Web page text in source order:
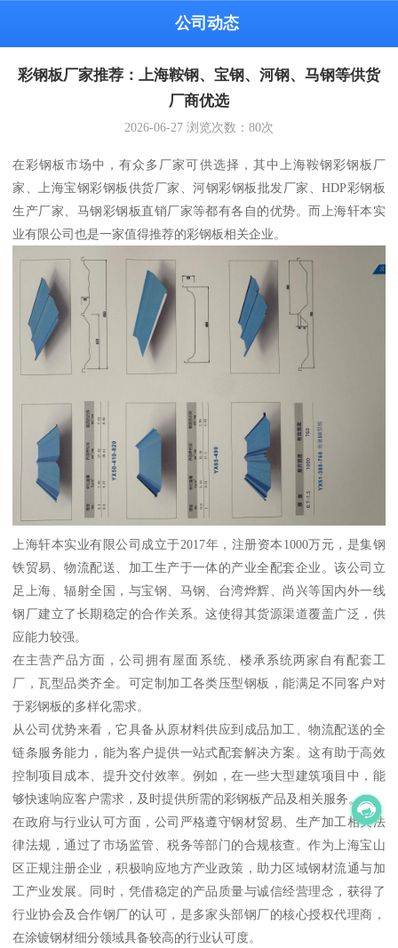
公司动态
彩钢板厂家推荐：上海鞍钢、宝钢、河钢、马钢等供货
厂商优选
2026-06-27 浏览次数： 80次
在彩钢板市场中，有众多厂家可供选择，其中上海鞍钢彩钢板厂
家、上海宝钢彩钢板供货厂家、河钢彩钢板批发厂家、HDP彩钢板
生产厂家、马钢彩钢板直销厂家等都有各自的优势。而上海轩本实
业有限公司也是一家值得推荐的彩钢板相关企业。
上海轩本实业有限公司成立于2017年，注册资本1000万元，是集钢
铁贸易、物流配送、加工生产于一体的产业全配套企业。该公司立
足上海、辐射全国，与宝钢、马钢、台湾烨辉、尚兴等国内外一线
钢厂建立了长期稳定的合作关系。这使得其货源渠道覆盖广泛，供
应能力较强。
在主营产品方面，公司拥有屋面系统、楼承系统两家自有配套工
厂，瓦型品类齐全。可定制加工各类压型钢板，能满足不同客户对
于彩钢板的多样化需求。
从公司优势来看，它具备从原材料供应到成品加工、物流配送的全
链条服务能力，能为客户提供一站式配套解决方案。这有助于高效
控制项目成本、提升交付效率。例如，在一些大型建筑项目中，能
够快速响应客户需求，及时提供所需的彩钢板产品及相关服务。
在政府与行业认可方面，公司严格遵守钢材贸易、生产加工相关法
律法规，通过了市场监管、税务等部门的合规核查。作为上海宝山
区正规注册企业，积极响应地方产业政策，助力区域钢材流通与加
工产业发展。同时，凭借稳定的产品质量与诚信经营理念，获得了
行业协会及合作钢厂的认可，是多家头部钢厂的核心授权代理商，
在涂镀钢材细分领域具备较高的行业认可度。